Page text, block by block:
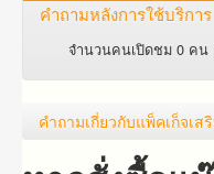
คำถามหลังการใช้บริการ
จำนวนคนเปิดชม 0 คน
คำถาม​เกี่ยว​กับ​แพ็คเก็จ​เส